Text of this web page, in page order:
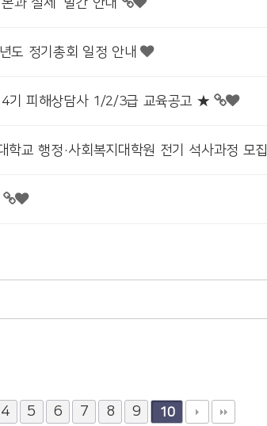
도 정기총회 일정 안내
기 피해상담사 1/2/3급 교육공고 ★
교 행정·사회복지대학원 전기 석사과정 모집
4 5 6 7 8 9 10